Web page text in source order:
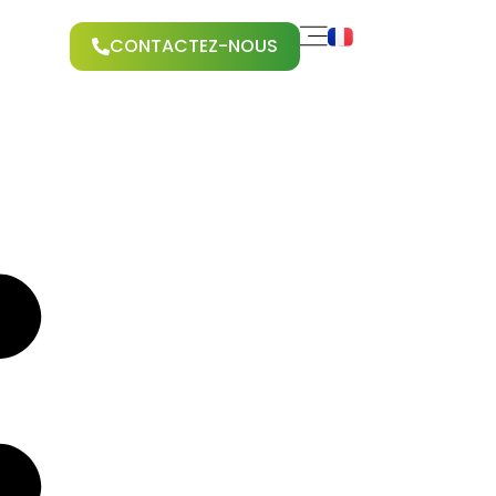
CONTACTEZ-NOUS